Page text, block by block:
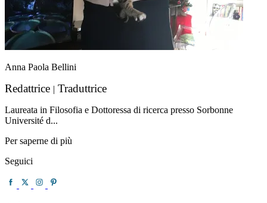
Anna Paola Bellini
Redattrice | Traduttrice
Laureata in Filosofia e Dottoressa di ricerca presso Sorbonne
Université d...
Per saperne di più
Seguici